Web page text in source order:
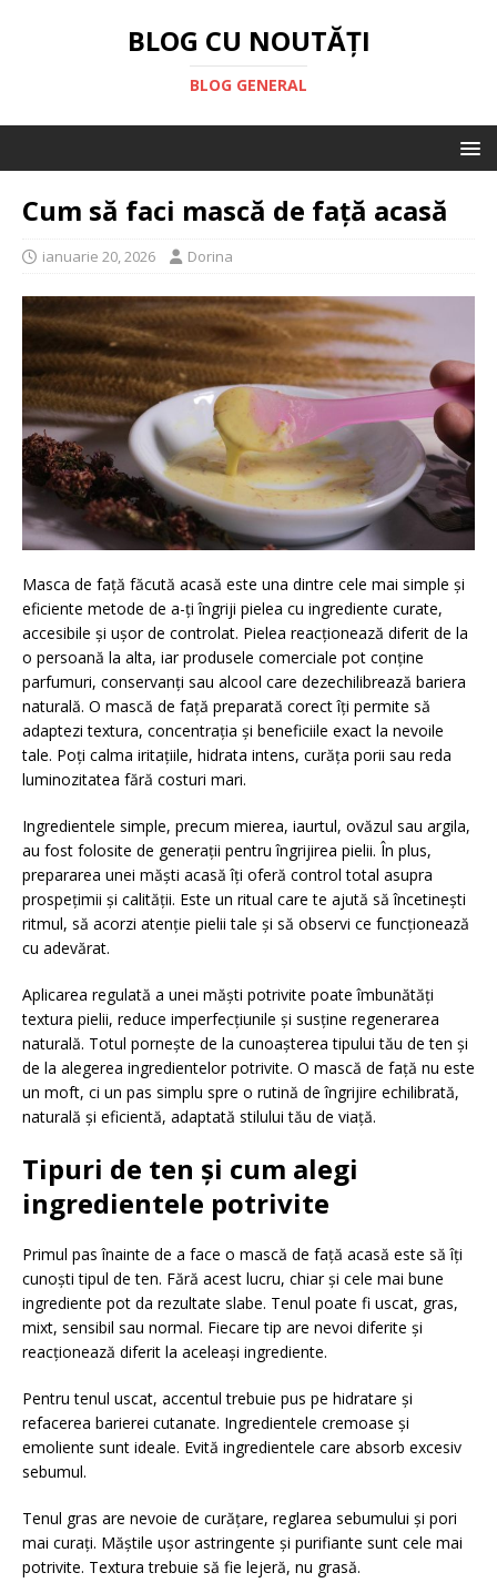
BLOG CU NOUTĂȚI
BLOG GENERAL
Cum să faci mască de față acasă
ianuarie 20, 2026 Dorina
Masca de față făcută acasă este una dintre cele mai simple și
eficiente metode de a-ți îngriji pielea cu ingrediente curate,
accesibile și ușor de controlat. Pielea reacționează diferit de la
o persoană la alta, iar produsele comerciale pot conține
parfumuri, conservanți sau alcool care dezechilibrează bariera
naturală. O mască de față preparată corect îți permite să
adaptezi textura, concentrația și beneficiile exact la nevoile
tale. Poți calma iritațiile, hidrata intens, curăța porii sau reda
luminozitatea fără costuri mari.
Ingredientele simple, precum mierea, iaurtul, ovăzul sau argila,
au fost folosite de generații pentru îngrijirea pielii. În plus,
prepararea unei măști acasă îți oferă control total asupra
prospețimii și calității. Este un ritual care te ajută să încetinești
ritmul, să acorzi atenție pielii tale și să observi ce funcționează
cu adevărat.
Aplicarea regulată a unei măști potrivite poate îmbunătăți
textura pielii, reduce imperfecțiunile și susține regenerarea
naturală. Totul pornește de la cunoașterea tipului tău de ten și
de la alegerea ingredientelor potrivite. O mască de față nu este
un moft, ci un pas simplu spre o rutină de îngrijire echilibrată,
naturală și eficientă, adaptată stilului tău de viață.
Tipuri de ten și cum alegi
ingredientele potrivite
Primul pas înainte de a face o mască de față acasă este să îți
cunoști tipul de ten. Fără acest lucru, chiar și cele mai bune
ingrediente pot da rezultate slabe. Tenul poate fi uscat, gras,
mixt, sensibil sau normal. Fiecare tip are nevoi diferite și
reacționează diferit la aceleași ingrediente.
Pentru tenul uscat, accentul trebuie pus pe hidratare și
refacerea barierei cutanate. Ingredientele cremoase și
emoliente sunt ideale. Evită ingredientele care absorb excesiv
sebumul.
Tenul gras are nevoie de curățare, reglarea sebumului și pori
mai curați. Măștile ușor astringente și purifiante sunt cele mai
potrivite. Textura trebuie să fie lejeră, nu grasă.